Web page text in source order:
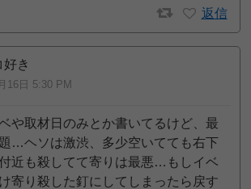
返信
好き
16日 5:30 PM
や取材日のみとか書いてるけど、最
…ヘソは激渋、多少空いてても右下
近も殺してて寄りは最悪…もしイベ
寄り殺した釘にしてしまったら戻す